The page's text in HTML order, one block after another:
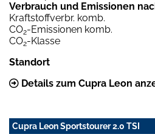
Verbrauch und Emissionen
Kraftstoffverbr. komb.
CO2-Emissionen komb.
CO2-Klasse
Standort
Details zum Cupra Leon
Cupra Leon Sportstourer 2.0 TSI